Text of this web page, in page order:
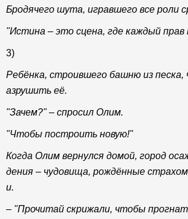
Бродячего шута, игравшего все роли
"Истина – это сцена, где каждый прав
3)
Ребёнка, строившего башню из
азрушить её.
"Зачем?" – спросил Олим.
"Чтобы построить новую!"
Когда Олим вернулся домой, город
дения – чудовища, рождённые
и.
– "Прочитай скрижали, чтобы